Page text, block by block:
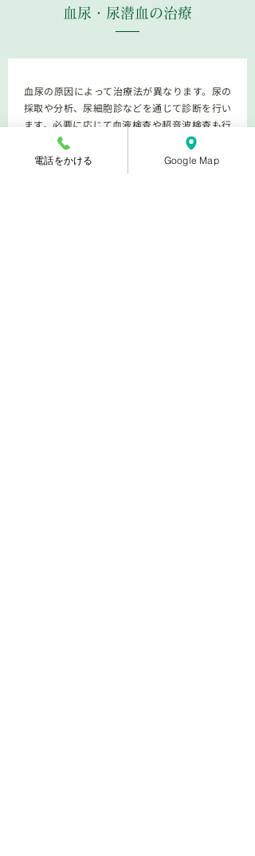
血尿・尿潜血の治療
血尿の原因によって治療法が異なります。尿の
採取や分析、尿細胞診などを通じて診断を行い
ます。必要に応じて血液検査や超音波検査も行
います。肉眼的な血尿が見られる場合には、が
んの可能性を含めて尿細胞診が必要になりま
す。細菌感染による疾患であれば、抗生物質に
電話をかける Google Map